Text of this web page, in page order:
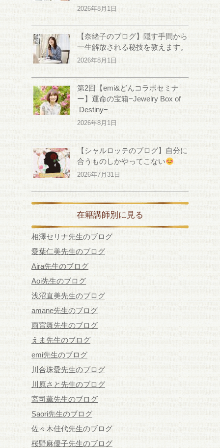
2026年8月1日
【奈緒子のブログ】隠す手間から
一生解放される秘技を教えます。
2026年8月1日
第2回【emi&どんコラボセミナ
ー】運命の宝箱−Jewelry Box of
Destiny−
2026年8月1日
【シャルロッテのブログ】自分に
合うものしかやってこない
2026年7月31日
在籍講師別に見る
相澤セリナ先生のブログ
愛葉仁美先生のブログ
Aira先生のブログ
Aoi先生のブログ
浅沼直美先生のブログ
amane先生のブログ
雨宮舞先生のブログ
えま先生のブログ
emi先生のブログ
川合珠愛先生のブログ
川原さと先生のブログ
宮司薫先生のブログ
Saori先生のブログ
佐々木佳代先生のブログ
桜野麻優子先生のブログ